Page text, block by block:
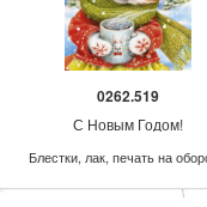
0262.519
С Новым Годом!
Блестки, лак, печать на